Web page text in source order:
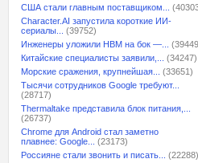
США стали главным поставщиком...
Character.AI запустила короткие ИИ-
сериалы...
(39752)
Инженеры уложили HBM на бок —...
Китайские специалисты заявили,...
(34247)
Морские сражения, крупнейшая...
(33651)
Тысячи сотрудников Google требуют...
(28717)
Thermaltake представила блок питания,...
(26737)
Chrome для Android стал заметно
плавнее: Google...
(23173)
Россияне стали звонить и писать...
(22288)